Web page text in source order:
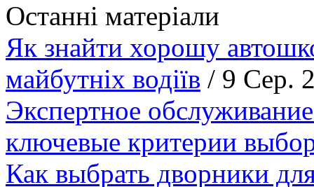
Останні матеріали
Як знайти хорошу
майбутніх водіїв / 9 Сер.
Экспертное
ключевые критерии
Как выбрать дворники